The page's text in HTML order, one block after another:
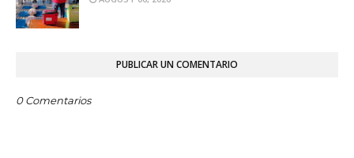
PUBLICAR UN COMENTARIO
0 Comentarios